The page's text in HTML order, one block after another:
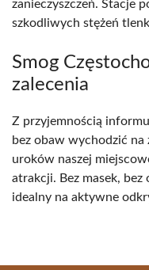
zanieczyszczeń. Stacje
szkodliwych stężeń
Smog
zalecenia
Z przyjemnością
bez obaw wychodzić na
uroków naszej
atrakcji. Bez masek, bez
idealny na aktywne